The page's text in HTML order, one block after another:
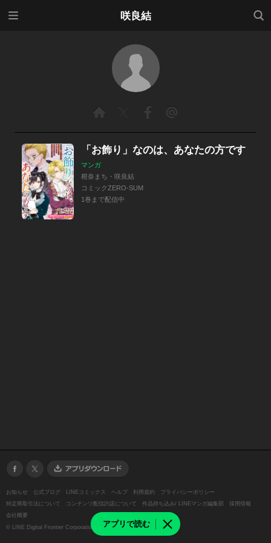
咲良結
検索
アプリで読む
「お飾り」なのは、あなたの方です
マンガ
柑奈まち・咲良結
コミックZERO-SUM
1巻まで配信中
お知らせ 公式ブログ LINEコミックス ヘルプ 利用規約
プライバシーポリシー
特定商取引法について
コンテンツ配信許諾について 作品持ち込み/ LINEマンガ編集部
採用情報
会社概要
© LINE Digital Frontier Corporation